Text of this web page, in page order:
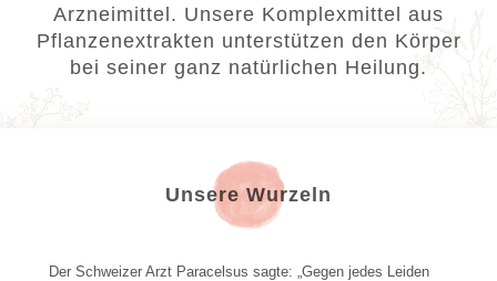
Arzneimittel. Unsere Komplexmittel aus
Pflanzenextrakten unterstützen den Körper
bei seiner ganz natürlichen Heilung.
Unsere Wurzeln
Der Schweizer Arzt Paracelsus sagte: „Gegen jedes Leiden